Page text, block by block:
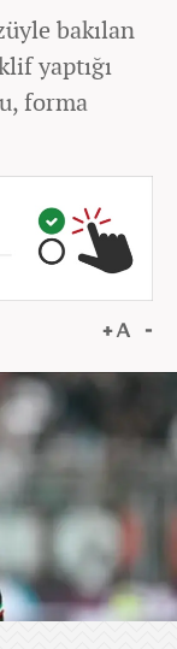
bakılan
yaptığı
forma